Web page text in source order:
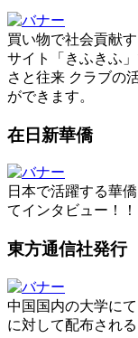
買い物で社会貢献
サイト「きふきふ
さと往来 クラブの
ができます。
在日新華僑
日本で活躍する華
てインタビュー！！
東方通信社発
中国国内の大学に
に対して配布され